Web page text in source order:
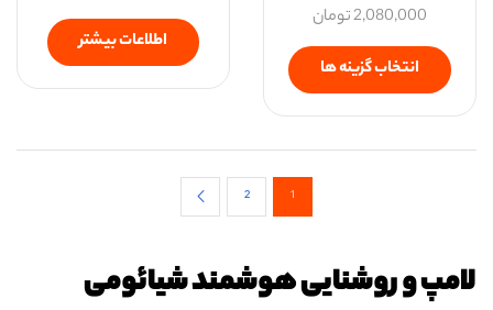
2,080,000تومان
انتخاب گزینه ها
اطلاعات بیشتر
1
2
لامپ و روشنایی هوشمند شیائومی